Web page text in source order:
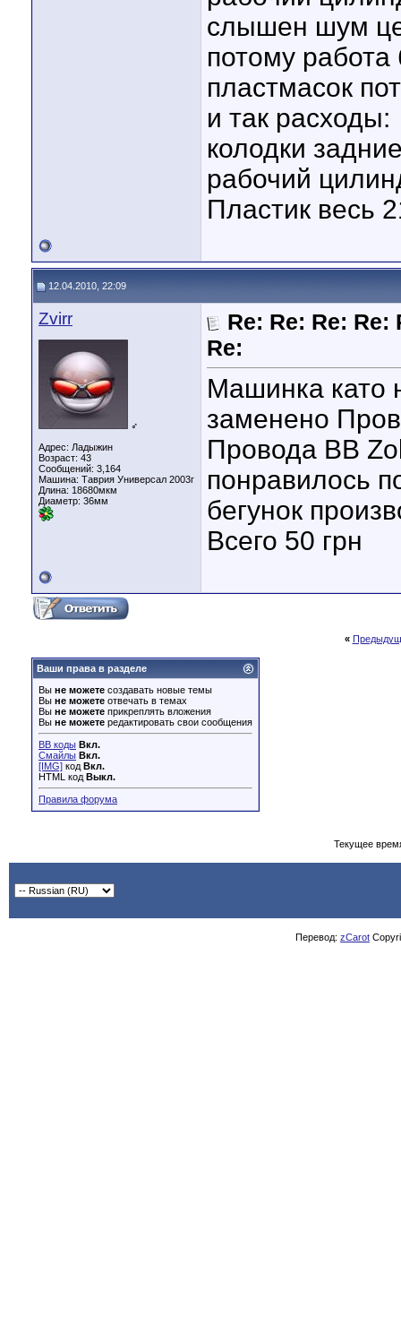
слышен шум
потому
пластмасок
и так расходы:
колодки
рабочий
Пластик весь
12.04.2010, 22:09
Zvirr
♂
Адрес: Ладыжин
Возраст: 43
Сообщений: 3,164
Машина: Таврия Универсал 2003г
Длина: 18680мкм
Диаметр: 36мм
Re: Re: Re: Re:
Re:
Машинка като
заменено
Провода ВВ
понравилось
бегунок
Всего 50 грн
«
Ваши права в разделе
Вы не можете создавать новые темы
Вы не можете отвечать в темах
Вы не можете прикреплять вложения
Вы не можете редактировать свои сообщения
BB коды Вкл.
Смайлы Вкл.
[IMG] код Вкл.
HTML код Выкл.
Правила форума
Текущее
Перевод: zCarot